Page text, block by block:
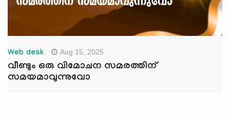
Web desk Aug 15, 2025
വീണ്ടും ഒരു വിമോചന സമരത്തിന്
സമയമാവുന്നുവോ